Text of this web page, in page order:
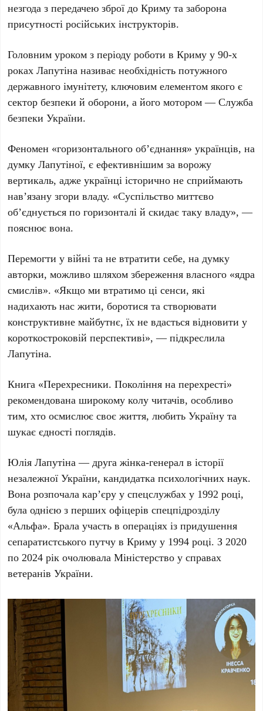
незгода з передачею зброї до Криму та заборона
присутності російських інструкторів.
Головним уроком з періоду роботи в Криму у90-х
роках Лапутіна називає необхідність потужного
державного імунітету, ключовим елементом якого є
сектор безпеки й оборони, а його мотором — Служба
безпеки України.
Феномен «горизонтального об’єднання» українців, на
думку Лапутіної, є ефективнішим за ворожу
вертикаль, адже українці історично не сприймають
нав’язану згори владу. «Суспільство миттєво
об’єднується по горизонталі й скидає таку владу», —
пояснює вона.
Перемогти у війні та не втратити себе, на думку
авторки, можливо шляхом збереження власного «ядра
смислів». «Якщо ми втратимо ці сенси, які
надихають нас жити, боротися та створювати
конструктивне майбутнє, їх не вдасться відновити у
короткостроковій перспективі», — підкреслила
Лапутіна.
Книга «Перехресники. Покоління на перехресті»
рекомендована широкому колу читачів, особливо
тим, хто осмислює своє життя, любить Україну та
шукає єдності поглядів.
Юлія Лапутіна— друга жінка-генерал в історії
незалежної України, кандидатка психологічних наук.
Вона розпочала кар’єру у спецслужбах у 1992 році,
була однією з перших офіцерів спецпідрозділу
«Альфа». Брала участь в операціях із придушення
сепаратистського путчу в Криму у 1994 році. З 2020
по 2024 рік очолювала Міністерство у справах
ветеранів України.